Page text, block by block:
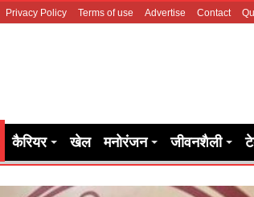
Privacy Policy Terms of use Advertise Contact
कैरियर खेल मनोरंजन जीवनशैली